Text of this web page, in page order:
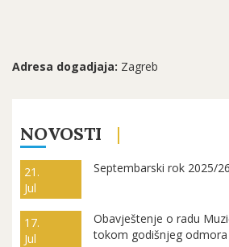
Adresa dogadjaja: Zagreb
NOVOSTI
21.
Jul
Septembarski rok 2025/26
17.
Jul
Obavještenje o radu
tokom godišnjeg odmora